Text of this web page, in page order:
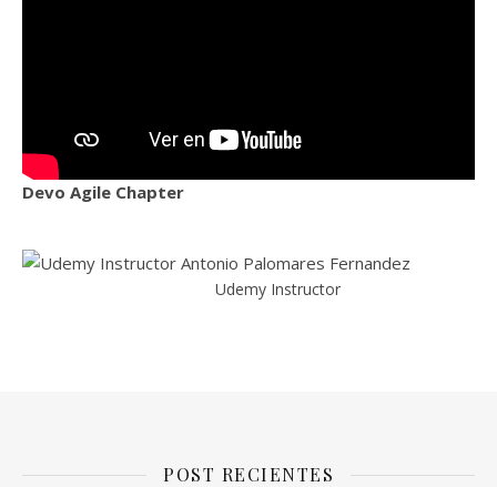
Devo Agile Chapter
Udemy Instructor
POST RECIENTES